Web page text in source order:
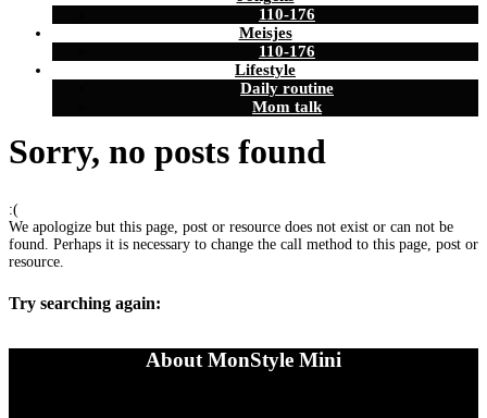
110-176
Meisjes
110-176
Lifestyle
Daily routine
Mom talk
Sorry, no posts found
:(
We apologize but this page, post or resource does not exist or can not be
found. Perhaps it is necessary to change the call method to this page, post or
resource.
Try searching again:
About MonStyle Mini